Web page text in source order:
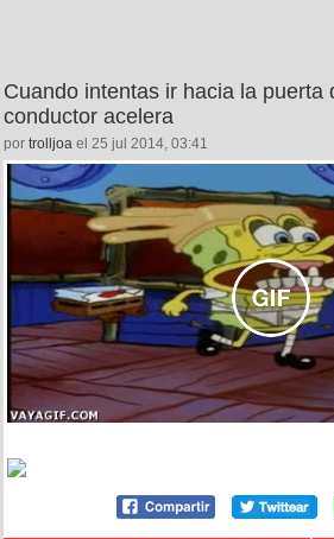
Cuando intentas ir hacia la puerta
conductor acelera
por trolljoa el 25 jul 2014, 03:41